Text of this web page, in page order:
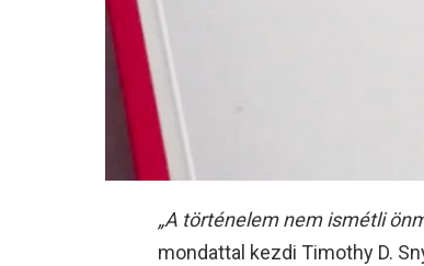
„A történelem nem ismétli
mondattal kezdi Timothy D.